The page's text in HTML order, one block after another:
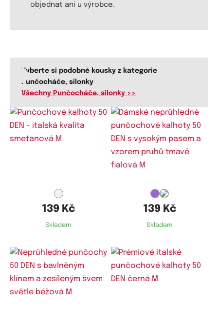
objednat ani u výrobce.
Vyberte si podobné kousky z kategorie
Punčocháče, silonky
Všechny Punčocháče, silonky >>
139 Kč
Skladem
Dostupné velikosti:
139 Kč
Skladem
Dostupné velikosti: